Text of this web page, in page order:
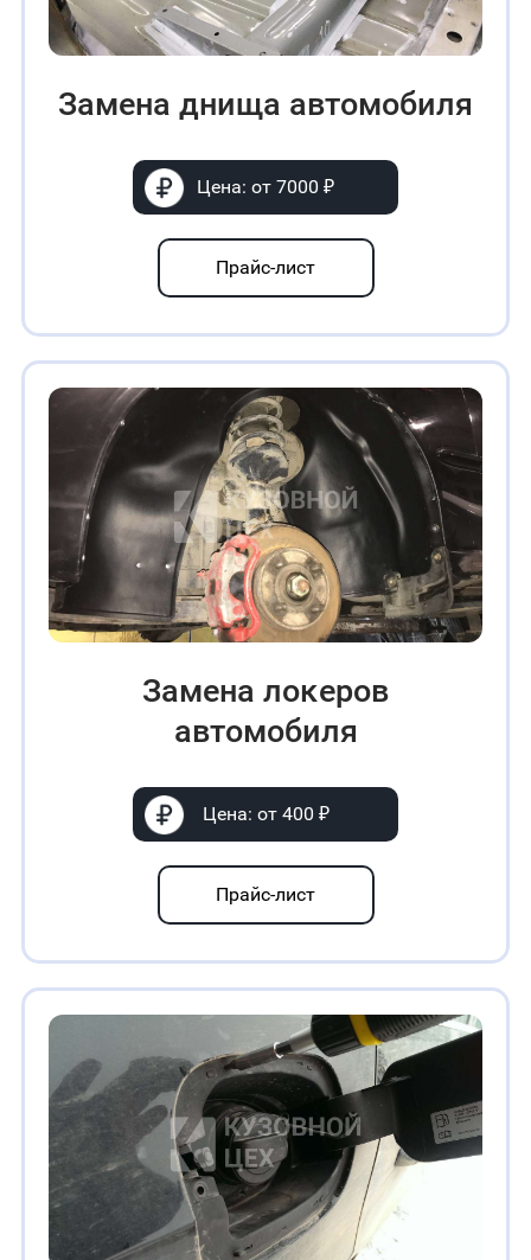
Замена днища автомобиля
Цена: от 7000 ₽
Прайс-лист
Замена лoĸepoв
автомобиля
Цена: от 400 ₽
Прайс-лист